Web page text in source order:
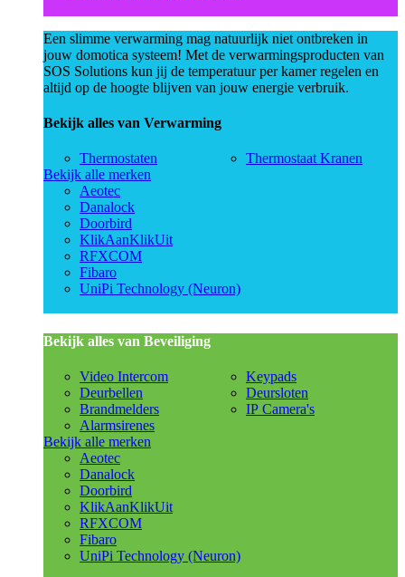
Een slimme verwarming mag natuurlijk niet ontbreken in
jouw domotica systeem! Met de verwarmingsproducten van
SOS Solutions kun jij de temperatuur per kamer regelen en
altijd op de hoogte blijven van jouw energie verbruik.
Bekijk alles van Verwarming
Thermostaten
Thermostaat Kranen
Bekijk alle merken
Aeotec
Danalock
Doorbird
KlikAanKlikUit
RFXCOM
Fibaro
UniPi Technology (Neuron)
Bekijk alles van Beveiliging
Video Intercom
Deurbellen
Brandmelders
Alarmsirenes
Keypads
Deursloten
IP Camera's
Bekijk alle merken
Aeotec
Danalock
Doorbird
KlikAanKlikUit
RFXCOM
Fibaro
UniPi Technology (Neuron)